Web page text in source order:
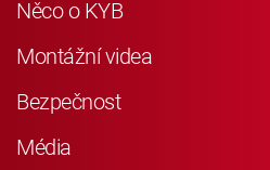
Něco o KYB
Montážní videa
Bezpečnost
Média